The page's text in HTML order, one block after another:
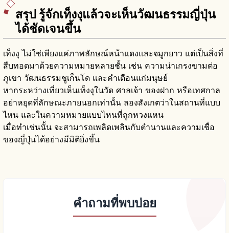
สรุป รู้จักเท็งงุแล้วจะเห็นวัฒนธรรมญี่ปุ่น
ได้ชัดเจนขึ้น
เท็งงุ ไม่ใช่เพียงแค่ภาพลักษณ์หน้าแดงและจมูกยาว แต่เป็นสิ่งที่
สืบทอดมาด้วยความหมายหลายชั้น เช่น ความน่าเกรงขามต่อ
ภูเขา วัฒนธรรมชูเก็นโด และคำเตือนแก่มนุษย์
หากระหว่างเที่ยวเห็นเท็งงุในวัด ศาลเจ้า ของฝาก หรือเทศกาล
อย่าหยุดที่ลักษณะภายนอกเท่านั้น ลองสังเกตว่าในสถานที่แบบ
ไหน และในความหมายแบบไหนที่ถูกหวงแหน
เมื่อทำเช่นนั้น จะสามารถเพลิดเพลินกับตำนานและความเชื่อ
ของญี่ปุ่นได้อย่างมีมิติยิ่งขึ้น
คำถามที่พบบ่อย